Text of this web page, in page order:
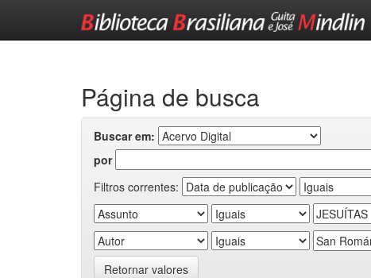
Página de busca
Buscar em:
por
Filtros correntes:
Retornar valores